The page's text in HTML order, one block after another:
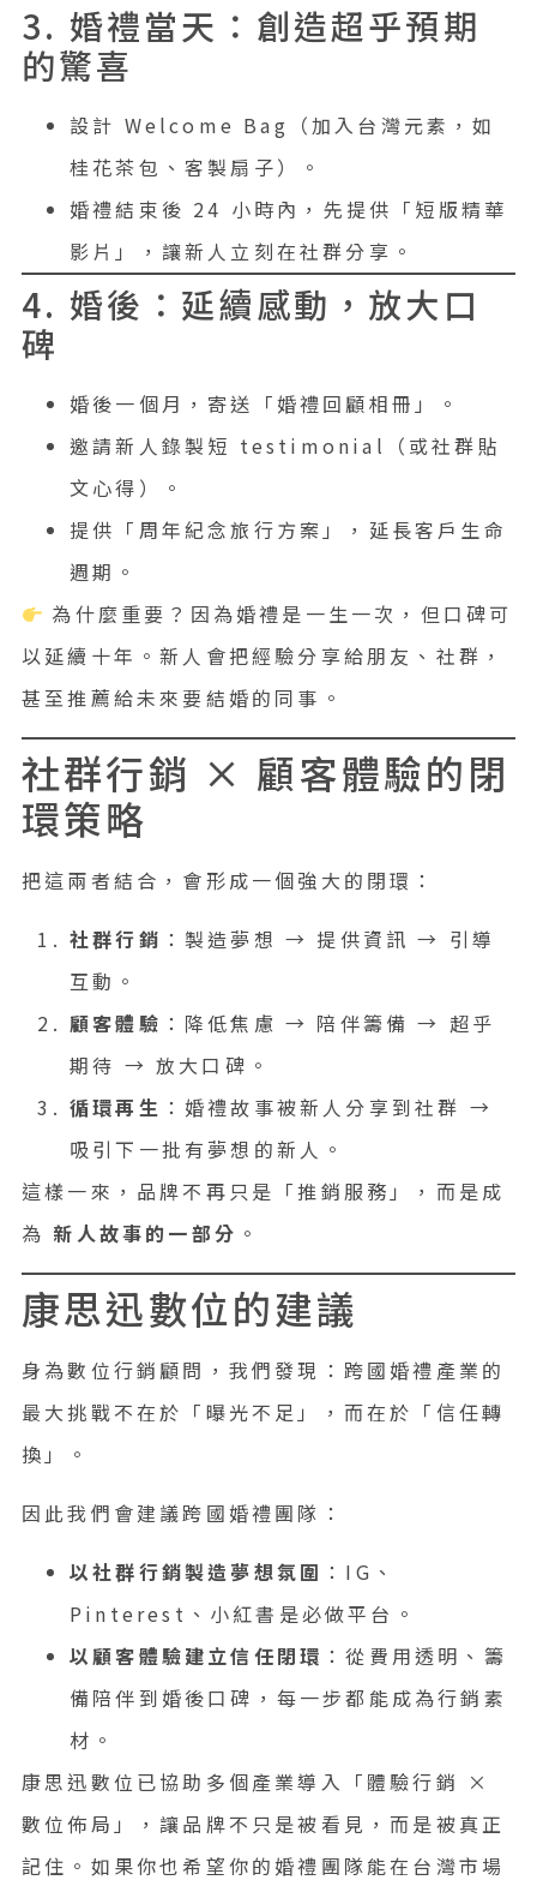
3. 婚禮當天：創造超乎預期
的驚喜
設計 Welcome Bag（加入台灣元素，如
桂花茶包、客製扇子）。
婚禮結束後 24 小時內，先提供「短版精華
影片」，讓新人立刻在社群分享。
4. 婚後：延續感動，放大口
碑
婚後一個月，寄送「婚禮回顧相冊」。
邀請新人錄製短 testimonial（或社群貼
文心得）。
提供「周年紀念旅行方案」，延長客戶生命
週期。
為什麼重要？因為婚禮是一生一次，但口碑可
以延續十年。新人會把經驗分享給朋友、社群，
甚至推薦給未來要結婚的同事。
社群行銷 × 顧客體驗的閉
環策略
把這兩者結合，會形成一個強大的閉環：
社群行銷 ：製造夢想 → 提供資訊 → 引導
互動。
顧客體驗 ：降低焦慮 → 陪伴籌備 → 超乎
期待 → 放大口碑。
循環再生 ：婚禮故事被新人分享到社群 →
吸引下一批有夢想的新人。
這樣一來，品牌不再只是「推銷服務」，而是成
為 新人故事的一部分 。
康思迅數位的建議
身為數位行銷顧問，我們發現：跨國婚禮產業的
最大挑戰不在於「曝光不足」，而在於「信任轉
換」。
因此我們會建議跨國婚禮團隊：
以社群行銷製造夢想氛圍 ：IG、
Pinterest、小紅書是必做平台。
以顧客體驗建立信任閉環 ：從費用透明、籌
備陪伴到婚後口碑，每一步都能成為行銷素
材。
康思迅數位已協助多個產業導入「體驗行銷 ×
數位佈局」，讓品牌不只是被看見，而是被真正
記住。如果你也希望你的婚禮團隊能在台灣市場